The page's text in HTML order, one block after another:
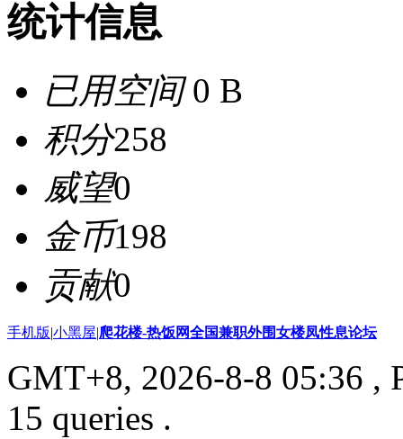
统计信息
已用空间0 B
积分258
威望0
金币198
贡献0
手机版|小黑屋|爬花楼-热饭网全国兼职外围女楼凤性息论坛
GMT+8, 2026-8-8 05:36 ,
15 queries .